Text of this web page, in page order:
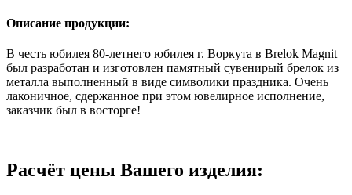
Описание продукции:
В честь юбилея 80-летнего юбилея г. Воркута в Brelok Magnit
был разработан и изготовлен памятный сувенирый брелок из
металла выполненный в виде символики праздника. Очень
лаконичное, сдержанное при этом ювелирное исполнение,
заказчик был в восторге!
Расчёт цены Вашего изделия: